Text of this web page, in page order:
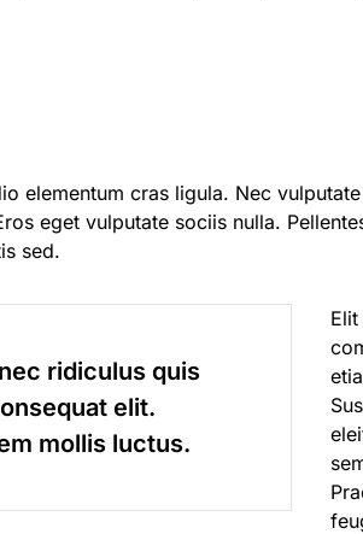
elementum cras ligula. Nec
eget vulputate sociis nulla.
sed.
ridiculus quis
elit.
mollis luctus.